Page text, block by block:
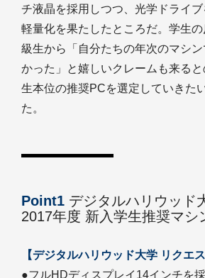
チ液晶を採用しつつ、光学ドライ
軽量化を果たしたところだ。学生
級生から「自分たちの年次のマシ
かった」と嬉しいクレームも来る
生本位の推奨PCを選定していきた
た。
Point1 デジタルハリウッド
2017年度 新入学生推奨マシ
【デジタルハリウッド大学 リクエス
●フルHDディスプレイ14インチを